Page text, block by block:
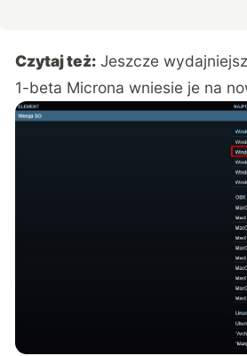
Czytaj też: Jeszcze
1-beta Microna wniesie je na